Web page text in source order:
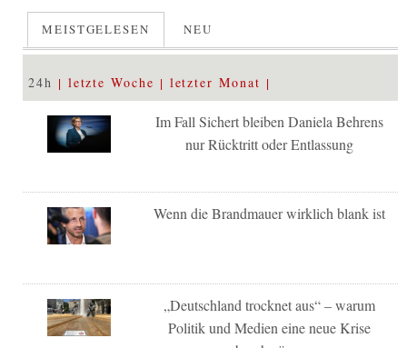
MEISTGELESEN NEU
24h letzte Woche letzter Monat
Im Fall Sichert bleiben Daniela Behrens
nur Rücktritt oder Entlassung
Wenn die Brandmauer wirklich blank ist
„Deutschland trocknet aus“ – warum
Politik und Medien eine neue Krise